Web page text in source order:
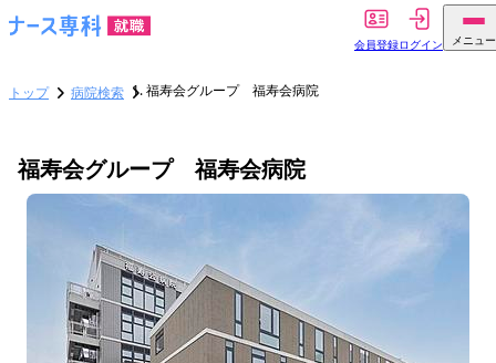
会員登録ログイン メニュー
トップ 病院検索 福寿会グループ 福寿会病院
福寿会グループ 福寿会病院